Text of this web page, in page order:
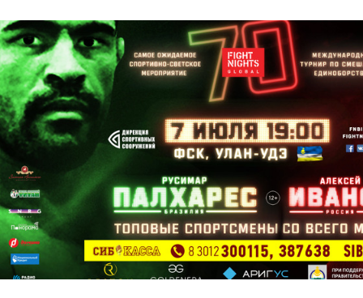
Брендинг,ТВ-Шоу
Спортивный брендинг,Промо,Cпортивное